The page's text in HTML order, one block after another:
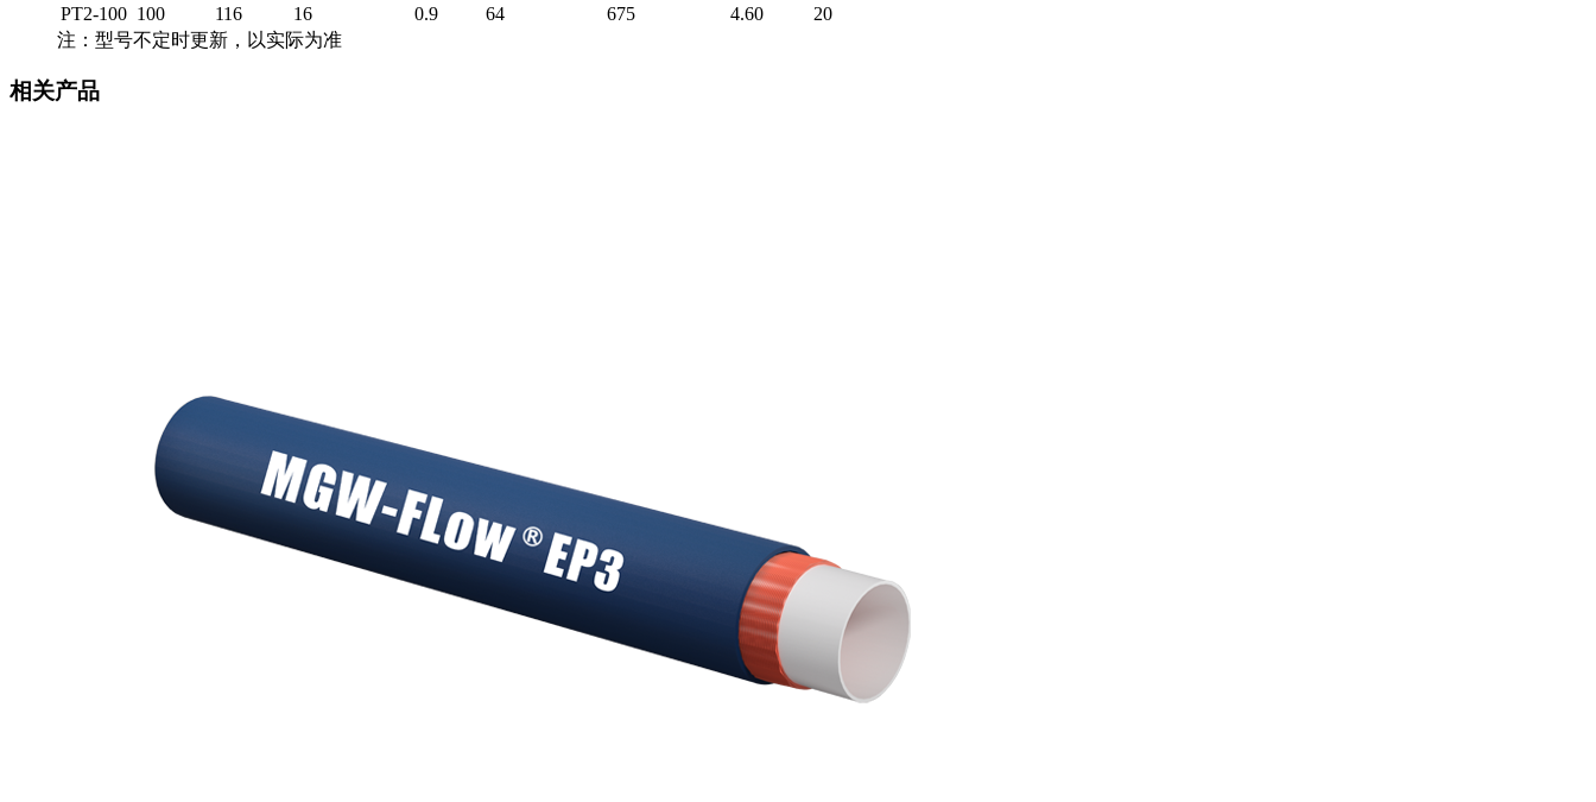
PT2-100 100 116 16 0.9 64 675 4.60
20
注：型号不定时更新，以实际为准
相关产品